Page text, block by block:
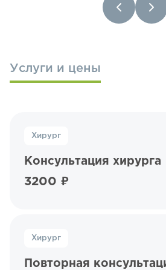
Услуги и цены
Хирург
Консультация хирурга
3200 ₽
Хирург
Повторная